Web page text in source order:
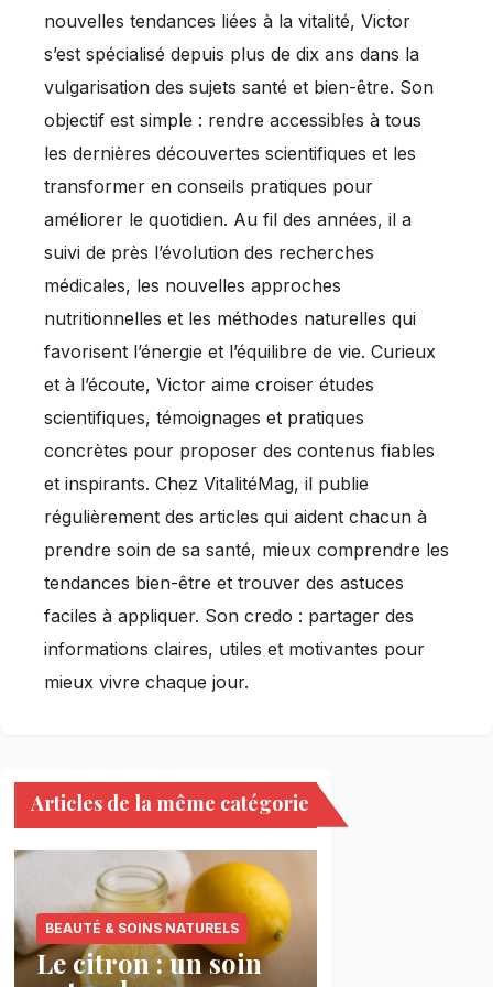
nouvelles tendances liées à la vitalité, Victor
s’est spécialisé depuis plus de dix ans dans la
vulgarisation des sujets santé et bien-être. Son
objectif est simple : rendre accessibles à tous
les dernières découvertes scientifiques et les
transformer en conseils pratiques pour
améliorer le quotidien. Au fil des années, il a
suivi de près l’évolution des recherches
médicales, les nouvelles approches
nutritionnelles et les méthodes naturelles qui
favorisent l’énergie et l’équilibre de vie. Curieux
et à l’écoute, Victor aime croiser études
scientifiques, témoignages et pratiques
concrètes pour proposer des contenus fiables
et inspirants. Chez VitalitéMag, il publie
régulièrement des articles qui aident chacun à
prendre soin de sa santé, mieux comprendre les
tendances bien-être et trouver des astuces
faciles à appliquer. Son credo : partager des
informations claires, utiles et motivantes pour
mieux vivre chaque jour.
Articles de la même catégorie
BEAUTÉ & SOINS NATURELS
Le citron : un soin